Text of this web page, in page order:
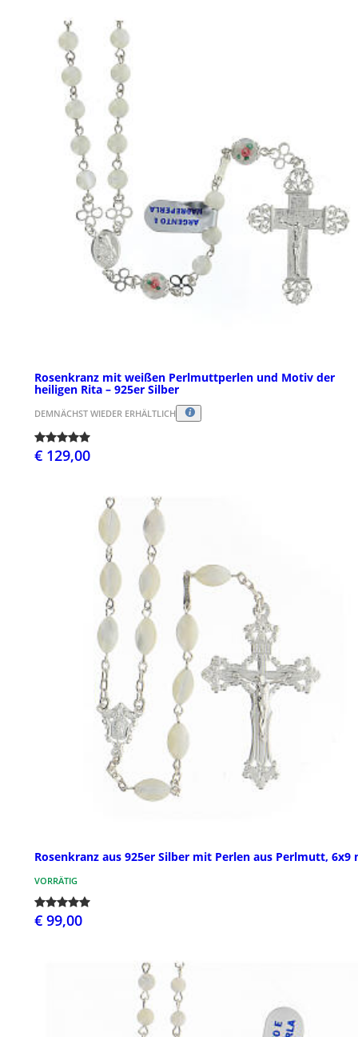
Rosenkranz mit weißen Perlmuttperlen und Motiv der
heiligen Rita – 925er Silber
DEMNÄCHST WIEDER ERHÄLTLICH
€ 129,00
Rosenkranz aus 925er Silber mit Perlen aus Perlmutt, 6x9
VORRÄTIG
€ 99,00